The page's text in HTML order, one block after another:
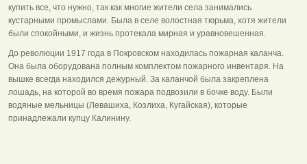
купить все, что нужно, так как многие жители села занимались
кустарными промыслами. Была в селе волостная тюрьма, хотя жители
были спокойными, и жизнь протекала мирная и уравновешенная.
До революции 1917 года в Покровском находилась пожарная каланча.
Она была оборудована полным комплектом пожарного инвентаря. На
вышке всегда находился дежурный. За каланчой была закреплена
лошадь, на которой во время пожара подвозили в бочке воду. Были
водяные мельницы (Левашиха, Козлиха, Кугайская), которые
принадлежали купцу Калинину.